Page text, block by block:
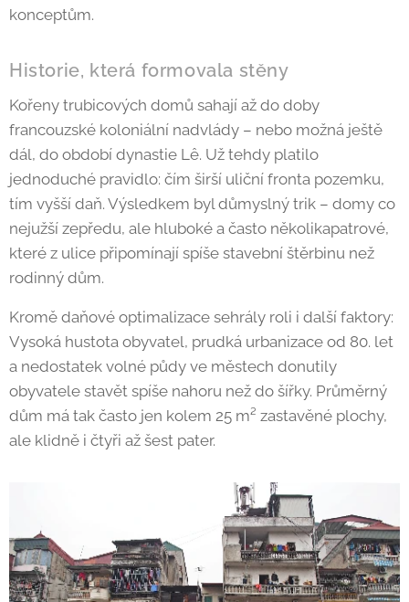
konceptům.
Historie, která formovala stěny
Kořeny trubicových domů sahají až do doby
francouzské koloniální nadvlády – nebo možná ještě
dál, do období dynastie Lê. Už tehdy platilo
jednoduché pravidlo: čím širší uliční fronta pozemku,
tím vyšší daň. Výsledkem byl důmyslný trik – domy co
nejužší zepředu, ale hluboké a často několika­patrové,
které z ulice připomínají spíše stavební štěrbinu než
rodinný dům.
Kromě daňové optimalizace sehrály roli i další faktory:
Vysoká hustota obyvatel, prudká urbanizace od 80. let
a nedostatek volné půdy ve městech donutily
obyvatele stavět spíše nahoru než do šířky. Průměrný
dům má tak často jen kolem 25 m² zastavěné plochy,
ale klidně i čtyři až šest pater.